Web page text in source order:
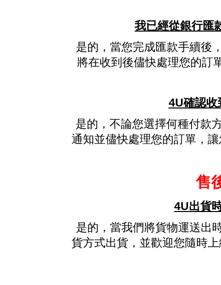
我已經從銀行匯
是的，當您完成匯款手續後
將在收到後儘快處理您的訂
4U確認收
是的，不論您選擇何種付款
通知並儘快處理您的訂單，
售
4U出貨
是的，當我們將貨物運送出
貨方式出貨，並歡迎您隨時